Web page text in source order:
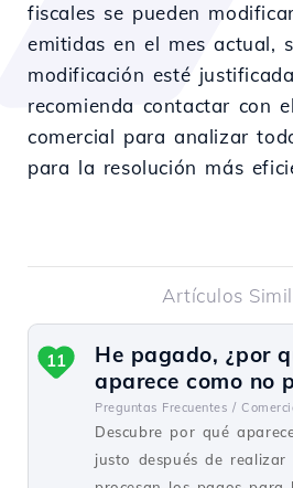
fiscales se pueden
emitidas en el mes actual,
modificación esté
recomienda contactar con
comercial para analizar
para la resolución más
Artículos
He pagado, ¿por
aparece como no
Preguntas Frecuentes /
Descubre por qué
justo después de
11